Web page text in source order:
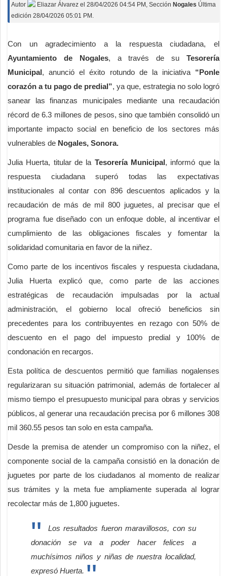
Autor Eliazar Álvarez el 28/04/2026 04:54 PM , Sección Nogales Última
edición 28/04/2026 05:01 PM.
Con un agradecimiento a la respuesta ciudadana, el
Ayuntamiento de Nogales, a través de suTesorería
Municipal, anunció el éxito rotundo de la iniciativa “Ponle
corazón a tu pago de predial”, ya que, estrategia no solo logró
sanear las finanzas municipales mediante una recaudación
récord de 6.3 millones de pesos, sino que también consolidó un
importante impacto social en beneficio de los sectores más
vulnerables de Nogales, Sonora.
Julia Huerta, titular de la Tesorería Municipal, informó que la
respuesta ciudadana superó todas las expectativas
institucionales al contar con 896 descuentos aplicados y la
recaudación de más de mil 800 juguetes, al precisar que el
programa fue diseñado con un enfoque doble, al incentivar el
cumplimiento de las obligaciones fiscales y fomentar la
solidaridad comunitaria en favor de la niñez.
Como parte de los incentivos fiscales y respuesta ciudadana,
Julia Huerta explicó que, como parte de las acciones
estratégicas de recaudación impulsadas por la actual
administración, el gobierno local ofreció beneficios sin
precedentes para los contribuyentes en rezago con 50% de
descuento en el pago del impuesto predial y 100% de
condonación en recargos.
Esta política de descuentos permitió que familias nogalenses
regularizaran su situación patrimonial, además de fortalecer al
mismo tiempo el presupuesto municipal para obras y servicios
públicos, al generar una recaudación precisa por 6 millones 308
mil 360.55 pesos tan solo en esta campaña.
Desde la premisa de atender un compromiso con la niñez, el
componente social de la campaña consistió en la donación de
juguetes por parte de los ciudadanos al momento de realizar
sus trámites y la meta fue ampliamente superada al lograr
recolectar más de 1,800 juguetes.
Los resultados fueron maravillosos, con su
donación se va a poder hacer felices a
muchísimos niños y niñas de nuestra localidad,
expresó Huerta.